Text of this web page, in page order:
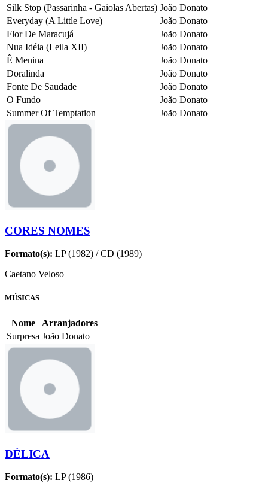
Silk Stop (Passarinha - Gaiolas Abertas) João Donato
Everyday (A Little Love)
João Donato
Flor De Maracujá
João Donato
Nua Idéia (Leila XII)
João Donato
Ê Menina
João Donato
Doralinda
João Donato
Fonte De Saudade
João Donato
O Fundo
João Donato
Summer Of Temptation
João Donato
CORES NOMES
Formato(s): LP (1982) / CD (1989)
Caetano Veloso
MÚSICAS
Nome
Arranjadores
Surpresa João Donato
DÉLICA
Formato(s): LP (1986)